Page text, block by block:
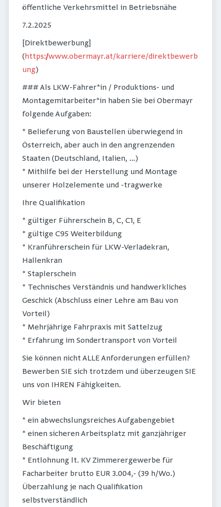
öffentliche Verkehrsmittel in Betriebsnähe
7.2.2025
[Direktbewerbung]
(https://www.obermayr.at/karriere/direktbewerb
ung)
### Als LKW-Fahrer*in / Produktions- und
Montagemitarbeiter*in haben Sie bei Obermayr
folgende Aufgaben:
* Belieferung von Baustellen überwiegend in
Österreich, aber auch in den angrenzenden
Staaten (Deutschland, Italien, ...)
* Mithilfe bei der Herstellung und Montage
unserer Holzelemente und -tragwerke
Ihre Qualifikation
* gültiger Führerschein B, C, C1, E
* gültige C95 Weiterbildung
* Kranführerschein für LKW-Verladekran,
Hallenkran
* Staplerschein
* Technisches Verständnis und handwerkliches
Geschick (Abschluss einer Lehre am Bau von
Vorteil)
* Mehrjährige Fahrpraxis mit Sattelzug
* Erfahrung im Sondertransport von Vorteil
Sie können nicht ALLE Anforderungen erfüllen?
Bewerben SIE sich trotzdem und überzeugen SIE
uns von IHREN Fähigkeiten.
Wir bieten
* ein abwechslungsreiches Aufgabengebiet
* einen sicheren Arbeitsplatz mit ganzjähriger
Beschäftigung
* Entlohnung lt. KV Zimmerergewerbe für
Facharbeiter brutto EUR 3.004,- (39 h/Wo.)
Überzahlung je nach Qualifikation
selbstverständlich